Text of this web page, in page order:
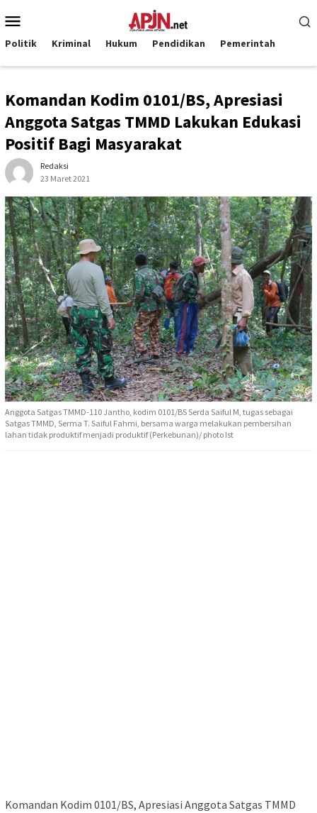
ke
kontenMobile
Politik Kriminal Hukum Pendidikan Pemerintah
Komandan Kodim 0101/BS, Apresiasi
Anggota Satgas TMMD Lakukan Edukasi
Positif Bagi Masyarakat
Redaksi
23 Maret 2021
Anggota Satgas TMMD-110 Jantho, kodim 0101/BS Serda Saiful M, tugas sebagai
Satgas TMMD, Serma T. Saiful Fahmi, bersama warga melakukan pembersihan
lahan tidak produktif menjadi produktif (Perkebunan)/ photo Ist
Komandan Kodim 0101/BS, Apresiasi Anggota Satgas TMMD